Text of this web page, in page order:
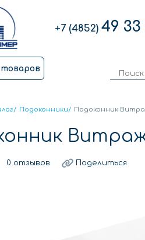
+7 (4852) 49 33
товаров
/ Подоконники/ Подоконник
0 отзывов Поделиться